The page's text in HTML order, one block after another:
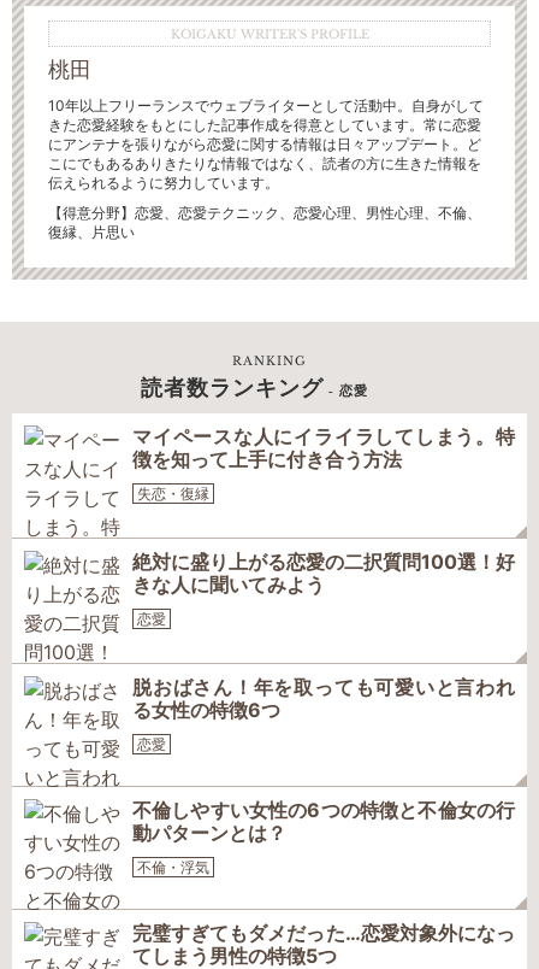
KOIGAKU WRITER'S PROFILE
桃田
10年以上フリーランスでウェブライターとして活動中。自身がして
きた恋愛経験をもとにした記事作成を得意としています。常に恋愛
にアンテナを張りながら恋愛に関する情報は日々アップデート。ど
こにでもあるありきたりな情報ではなく、読者の方に生きた情報を
伝えられるように努力しています。
【得意分野】恋愛、恋愛テクニック、恋愛心理、男性心理、不倫、
復縁、片思い
RANKING
読者数ランキング - 恋愛
マイペースな人にイライラしてしまう。特
徴を知って上手に付き合う方法
失恋・復縁
絶対に盛り上がる恋愛の二択質問100選！好
きな人に聞いてみよう
恋愛
脱おばさん！年を取っても可愛いと言われ
る女性の特徴6つ
恋愛
不倫しやすい女性の6つの特徴と不倫女の行
動パターンとは？
不倫・浮気
完璧すぎてもダメだった…恋愛対象外になっ
てしまう男性の特徴5つ